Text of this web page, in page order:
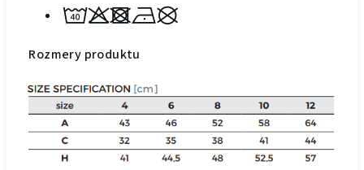
Rozmery produktu